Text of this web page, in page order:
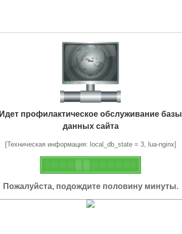
Идет профилактическое обслуживание базы
данных сайта
[Техническая информация: local_db_state = 3, lua-nginx]
Пожалуйста, подождите половину минуты.